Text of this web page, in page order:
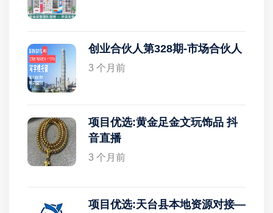
创业合伙人第328期-市场合伙人
3 个月前
项目优选:黄金足金文玩饰品 抖
音直播
3 个月前
项目优选:天台县本地资源对接—